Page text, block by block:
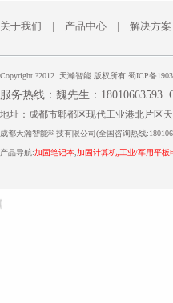
关于我们 | 产品中心 | 解决方案
Copyright ?2012 天瀚智能 版权所有 蜀ICP备
服务热线：魏先生：18010663593
地址：成都市郫都区现代工业港北片区
成都天瀚智能科技有限公司(全国咨询热线
产品导航:加固笔记本 加固计算机 工业/军用平板
览公司